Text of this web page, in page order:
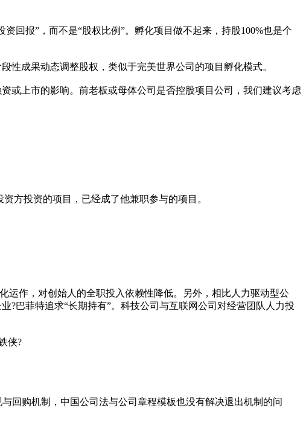
回报”，而不是“股权比例”。孵化项目做不起来，持股100%也是个
性成果动态调整股权，类似于完美世界公司的项目孵化模式。
或上市的影响。前老板或母体公司是否控股项目公司，我们建议考虑
方投资的项目，已经成了他兼职参与的项目。
运作，对创始人的全职投入依赖性降低。另外，相比人力驱动型公
?巴菲特追求“长期持有”。科技公司与互联网公司对经营团队人力投
侠?
回购机制，中国公司法与公司章程模板也没有解决退出机制的问